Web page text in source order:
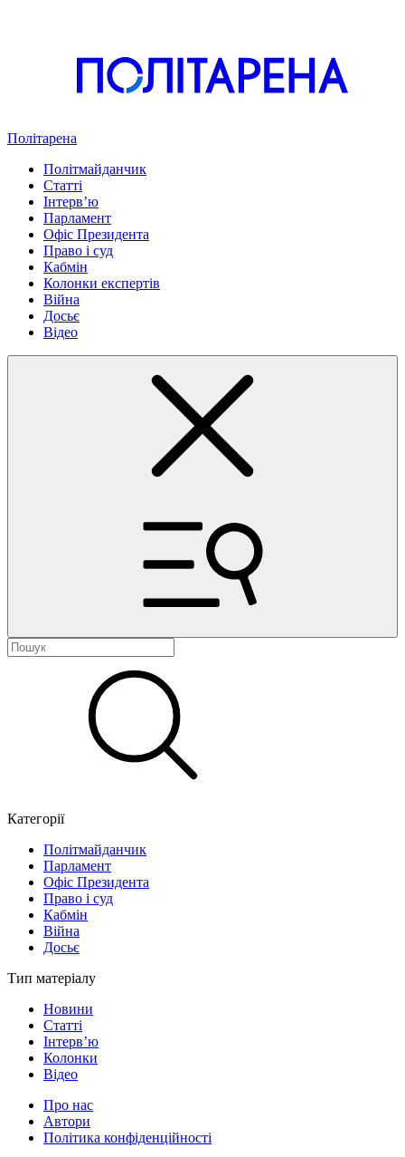
Політарена
Політмайданчик
Статті
Інтервʼю
Парламент
Офіс Президента
Право і суд
Кабмін
Колонки експертів
Війна
Досьє
Відео
Категорії
Політмайданчик
Парламент
Офіс Президента
Право і суд
Кабмін
Війна
Досьє
Тип матеріалу
Новини
Статті
Інтерв’ю
Колонки
Відео
Про нас
Автори
Політика конфіденційності